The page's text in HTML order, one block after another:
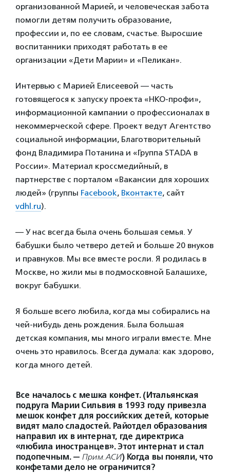
организованной Марией, и человеческая забота
помогли детям получить образование,
профессии и, по ее словам, счастье. Выросшие
воспитанники приходят работать в ее
организации «Дети Марии» и «Пеликан».
Интервью с Марией Елисеевой — часть
готовящегося к запуску проекта «НКО-профи»,
информационной кампании о профессионалах в
некоммерческой сфере. Проект ведут Агентство
социальной информации, Благотворительный
фонд Владимира Потанина и «Группа STADA в
России». Материал кроссмедийный, в
партнерстве с порталом «Вакансии для хороших
людей» (группы Facebook, Вконтакте, сайт
vdhl.ru).
— У нас всегда была очень большая семья. У
бабушки было четверо детей и больше 20 внуков
и правнуков. Мы все вместе росли. Я родилась в
Москве, но жили мы в подмосковной Балашихе,
вокруг бабушки.
Я больше всего любила, когда мы собирались на
чей-нибудь день рождения. Была большая
детская компания, мы много играли вместе. Мне
очень это нравилось. Всегда думала: как здорово,
когда много детей.
Все началось с мешка конфет. (Итальянская
подруга Марии Сильвия в 1993 году привезла
мешок конфет для российских детей, которые
видят мало сладостей. Райотдел образования
направил их в интернат, где директриса
«любила иностранцев». Этот интернат и стал
подопечным. — Прим.АСИ) Когда вы поняли, что
конфетами дело не ограничится?